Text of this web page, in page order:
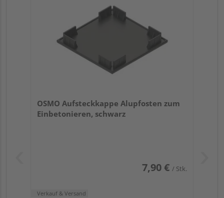
OSMO Aufsteckkappe Alupfosten zum
Einbetonieren, schwarz
7,90 € / Stk.
Verkauf & Versand